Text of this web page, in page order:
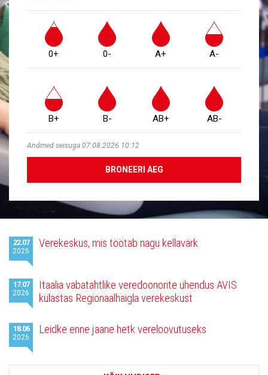
0+ 0- A+ A-
B+ B- AB+ AB-
Andmed seisuga 07.08.2026 10:12
BRONEERI AEG
Viimased
uudised
22.07
2026
Verekeskus, mis töötab nagu kellavärk
17.07
2026
Itaalia vabatahtlike veredoonorite ühendus AVIS
külastas Regionaalhaigla verekeskust
18.06
2026
Leidke enne jaane hetk vereloovutuseks